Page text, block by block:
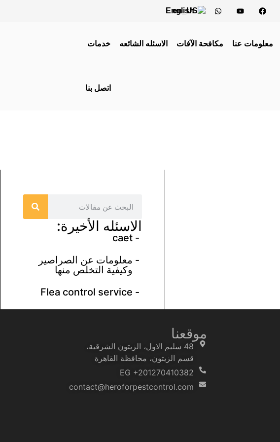
English
معلومات عنا مكافحة الآفات الاسئله الشائعه خدمات
اتصل بنا
الاسئله الأخيرة:
-
caet
- معلومات عن الصراصير
وكيفية التخلص منها
-
Flea control service
موقعنا
48 سليم الاول، الزيتون الشرقية،
قسم الزيتون، محافظة القاهرة‬
EG +201270410382
contact@heroforpestcontrol.com